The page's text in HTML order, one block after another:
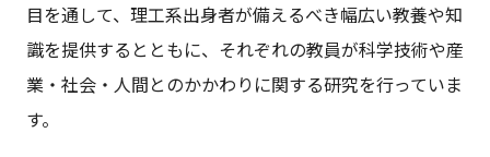
目を通して、理工系出身者が備えるべき幅広い教養や知
識を提供するとともに、それぞれの教員が科学技術や産
業・社会・人間とのかかわりに関する研究を行っていま
す。